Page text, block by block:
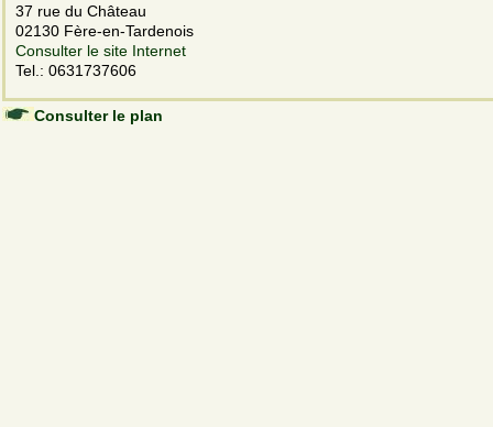
37 rue du Château
02130 Fère-en-Tardenois
Consulter le site Internet
Tel.: 0631737606
Consulter le plan